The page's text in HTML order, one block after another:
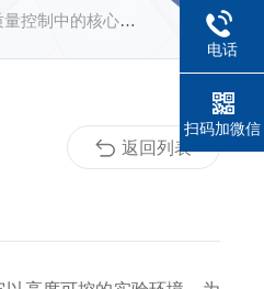
制中的核心作用
返回列表
电话
扫码加微信